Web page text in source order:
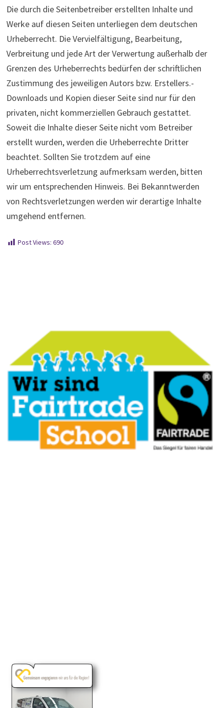
Die durch die Seitenbetreiber erstellten Inhalte und
Werke auf diesen Seiten unterliegen dem deutschen
Urheberrecht. Die Vervielfältigung, Bearbeitung,
Verbreitung und jede Art der Verwertung außerhalb der
Grenzen des Urheberrechts bedürfen der schriftlichen
Zustimmung des jeweiligen Autors bzw. Erstellers.-
Downloads und Kopien dieser Seite sind nur für den
privaten, nicht kommerziellen Gebrauch gestattet.
Soweit die Inhalte dieser Seite nicht vom Betreiber
erstellt wurden, werden die Urheberrechte Dritter
beachtet. Sollten Sie trotzdem auf eine
Urheberrechtsverletzung aufmerksam werden, bitten
wir um entsprechenden Hinweis. Bei Bekanntwerden
von Rechtsverletzungen werden wir derartige Inhalte
umgehend entfernen.
Post Views: 690